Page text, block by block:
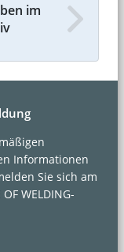
im
Informationen
Sie sich am
WELDING-